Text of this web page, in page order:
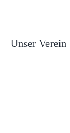
Unser Verein